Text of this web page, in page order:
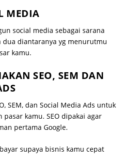
MEDIA
social media sebagai sarana
diantaranya yg menurutmu
kamu.
SEO, SEM DAN
SEM, dan Social Media Ads untuk
kamu. SEO dipakai agar
pertama Google.
supaya bisnis kamu cepat